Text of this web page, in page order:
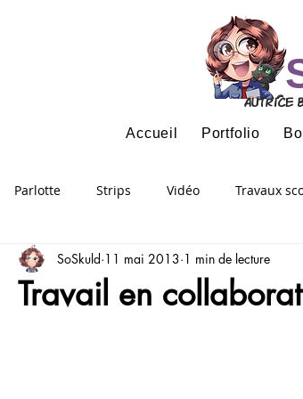
Autrice
Accueil Portfolio
Parlotte Strips Vidéo Travaux
Travail en
SoSkuld 11 mai 2013 1 min de lecture